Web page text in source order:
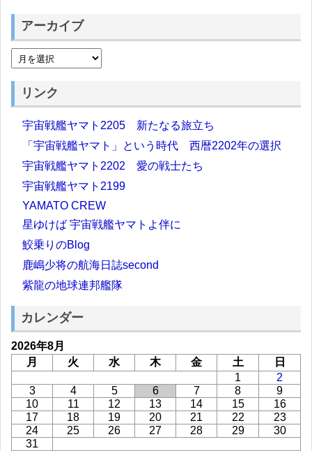
アーカイブ
リンク
宇宙戦艦ヤマト2205 新たなる旅立ち
「宇宙戦艦ヤマト」という時代 西暦2202年の選択
宇宙戦艦ヤマト2202 愛の戦士たち
宇宙戦艦ヤマト2199
YAMATO CREW
星ゆけば 宇宙戦艦ヤマトよ伴に
鮫乗りのBlog
鹿嶋少将の航海日誌second
紫龍の地球連邦艦隊
カレンダー
2026年8月
月
火 水 木 金 土
日
1
2
3
4 5 6 7 8
9
10
11 12 13 14 15
16
17
18 19 20 21 22
23
24
25 26 27 28 29
30
31